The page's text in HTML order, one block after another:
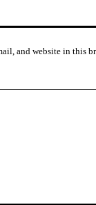
and website in this